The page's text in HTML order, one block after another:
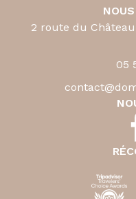
NOUS
2 route du